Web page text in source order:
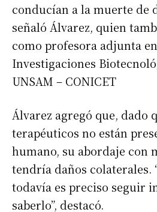
conducían a la muerte de
señaló Álvarez, quien
como profesora adjunta
Investigaciones
UNSAM – CONICET
Álvarez agregó que, dado
terapéuticos no están
humano, su abordaje con
tendría daños colaterales.
todavía es preciso seguir
saberlo”, destacó.